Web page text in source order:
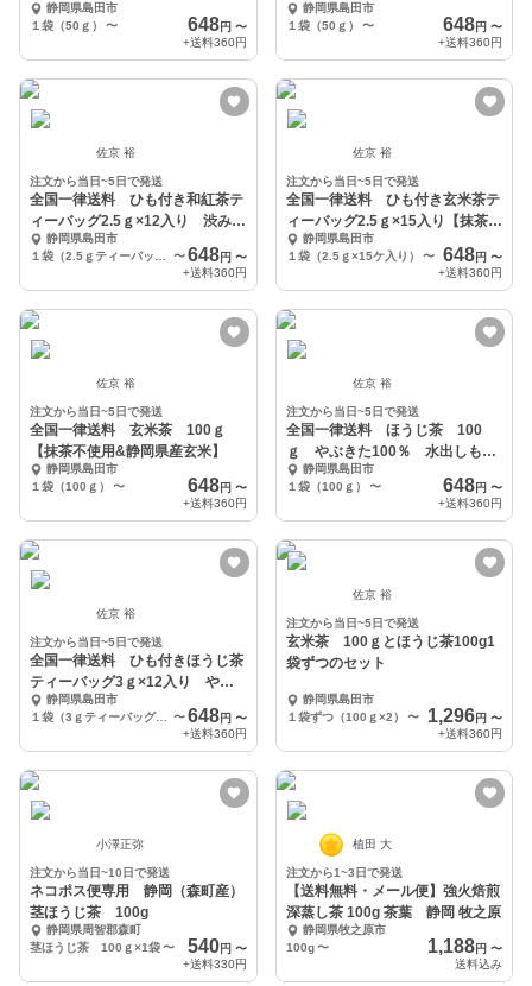
茶 50ｇ
静岡県島田市
１袋（50ｇ）
〜 648円 〜
+送料360円
静岡県島田市
１袋（50ｇ）
〜 648円 〜
+送料360円
佐京 裕
注文から当日~5日で発送
全国一律送料 ひも付き和紅茶テ
ィーバッグ2.5ｇ×12入り 渋み少
なめ静岡県島田市
〜 648円 〜
+送料360円
佐京 裕
注文から当日~5日で発送
全国一律送料 ひも付き玄米茶テ
ィーバッグ2.5ｇ×15入り【抹茶不
使用】
静岡県島田市
１袋（2.5ｇ×15ケ入り）
〜 648円 〜
+送料360円
佐京 裕
注文から当日~5日で発送
全国一律送料 玄米茶 100ｇ
【抹茶不使用&静岡県産玄米】
静岡県島田市
１袋（100ｇ）
〜 648円 〜
+送料360円
佐京 裕
注文から当日~5日で発送
全国一律送料 ほうじ茶 100
ｇ やぶきた100％ 水出しも美
味！静岡県島田市
１袋（100ｇ）
〜 648円 〜
+送料360円
佐京 裕
注文から当日~5日で発送
全国一律送料 ひも付きほうじ茶
ティーバッグ3ｇ×12入り やぶ
きた100％
静岡県島田市
１袋（3ｇティーバッグ×12ケ入り）
〜 648円 〜
+送料360円
佐京 裕
注文から当日~5日で発送
玄米茶 100ｇとほうじ茶100g1
袋ずつのセット
静岡県島田市
１袋ずつ（100ｇ×2）
〜 1,296円 〜
+送料360円
小澤正弥
注文から当日~10日で発送
ネコポス便専用 静岡（森町産）
茎ほうじ茶 100g
静岡県周智郡森町
茎ほうじ茶 100ｇ×1袋〜 540円 〜
+送料330円
植田 大
注文から1~3日で発送
【送料無料・メール便】強火焙煎
深蒸し茶 100g 茶葉 静岡 牧之原
静岡県牧之原市
100g 〜 1,188円 〜
送料込み